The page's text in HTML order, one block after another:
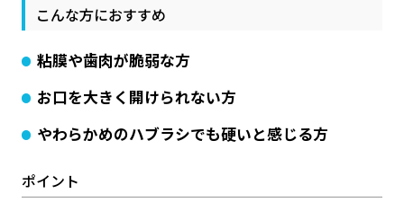
こんな方におすすめ
粘膜や歯肉が脆弱な方
お口を大きく開けられない方
やわらかめのハブラシでも硬いと感じる方
ポイント